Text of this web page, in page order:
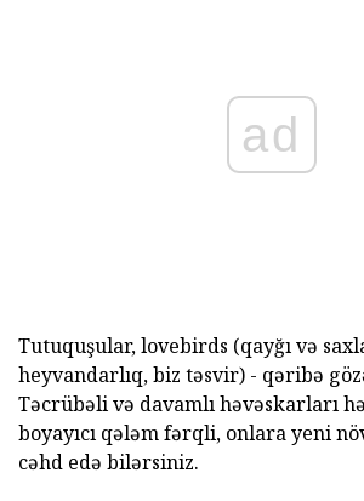
ad
Tutuquşular, lovebirds (qayğı və
heyvandarlıq, biz təsvir) - qəribə
Təcrübəli və davamlı həvəskarları
boyayıcı qələm fərqli, onlara yeni
cəhd edə bilərsiniz.